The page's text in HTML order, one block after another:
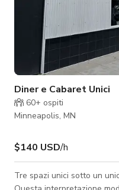
Diner e Cabaret Unici
60+ ospiti
Minneapolis, MN
$140 USD/h
Tre spazi unici sotto un